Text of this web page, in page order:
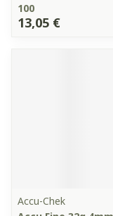
100
13,05 €
Accu-Chek